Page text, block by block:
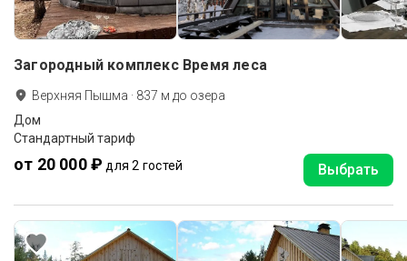
Загородный комплекс Время леса
Верхняя Пышма · 837 м до озера
Дом
Стандартный тариф
от 20 000 ₽ для 2 гостей Выбрать